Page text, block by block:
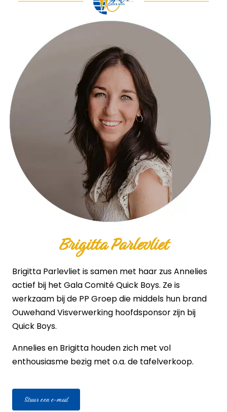
Brigitta Parlevliet
Brigitta Parlevliet is samen met haar zus Annelies
actief bij het Gala Comité Quick Boys. Ze is
werkzaam bij de PP Groep die middels hun brand
Ouwehand Visverwerking hoofdsponsor zijn bij
Quick Boys.
Annelies en Brigitta houden zich met vol
enthousiasme bezig met o.a. de tafelverkoop.
Stuur een e-mail